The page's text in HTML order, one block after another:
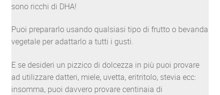
sono ricchi di DHA!
Puoi prepararlo usando qualsiasi tipo di frutto o bevanda
vegetale per adattarlo a tutti i gusti.
E se desideri un pizzico di dolcezza in più puoi provare
ad utilizzare datteri, miele, uvetta, eritritolo, stevia ecc:
insomma, puoi davvero provare centinaia di